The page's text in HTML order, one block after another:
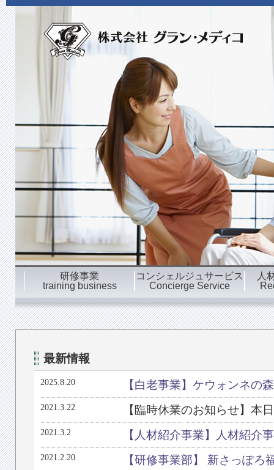
研修事業
training business
コンシェルジュサービス
Concierge Service
人
最新情報